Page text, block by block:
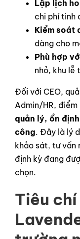
Lập lịch
chi phí tinh
Kiểm soát
dàng cho
Phù hợp
nhỏ, khu lễ
Đối với CEO,
Admin/HR,
quản lý, ổn
công. Đây là lý
khảo sát, tư vấn
định kỳ đang
chọn.
Tiêu